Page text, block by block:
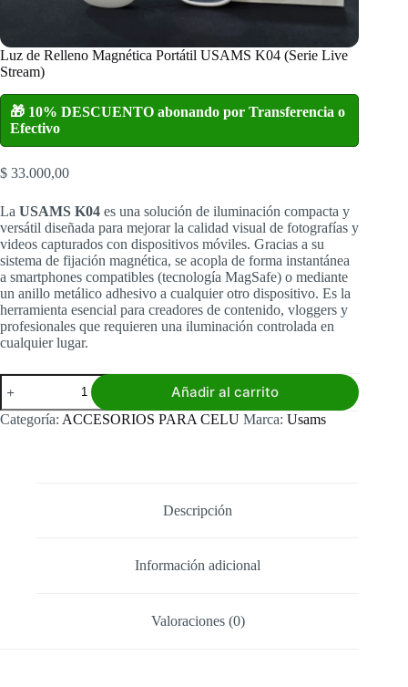
Luz de Relleno Magnética Portátil USAMS K04 (Serie Live
Stream)
🎁 10% DESCUENTO abonando por Transferencia o
Efectivo
$ 33.000,00
La USAMS K04 es una solución de iluminación compacta y
versátil diseñada para mejorar la calidad visual de fotografías y
videos capturados con dispositivos móviles. Gracias a su
sistema de fijación magnética, se acopla de forma instantánea
a smartphones compatibles (tecnología MagSafe) o mediante
un anillo metálico adhesivo a cualquier otro dispositivo. Es la
herramienta esencial para creadores de contenido, vloggers y
profesionales que requieren una iluminación controlada en
cualquier lugar.
Luz
de
Relleno
Magnética
Añadir al carrito
Categoría: ACCESORIOS PARA CELU Marca: Usams
Descripción
Información adicional
Valoraciones (0)